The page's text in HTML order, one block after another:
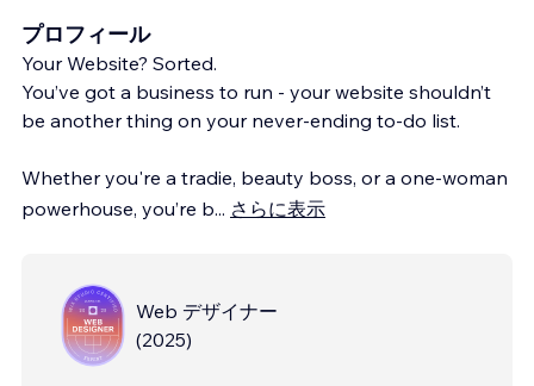
プロフィール
Your Website? Sorted.
You’ve got a business to run - your website shouldn’t
be another thing on your never-ending to-do list.
Whether you're a tradie, beauty boss, or a one-woman
powerhouse, you’re b... さらに表示
Web デザイナー
(2025)